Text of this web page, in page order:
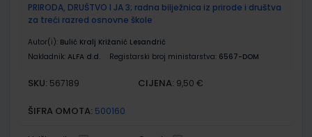
PRIRODA, DRUŠTVO I JA 3; radna bilježnica iz prirode i društva
za treći razred osnovne škole
Autor(i): Bulić Kralj Križanić Lesandrić
Nakladnik: ALFA d.d. Registarski broj ministarstva: 6567-DOM
SKU: 567189 CIJENA: 9,50 €
ŠIFRA OMOTA: 500160